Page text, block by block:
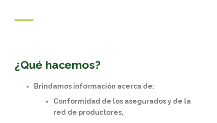
¿Qué hacemos?
Brindamos información acerca de:
Conformidad de los asegurados y de la
red de productores,